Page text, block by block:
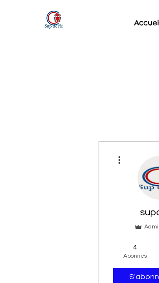
4
Abonnés